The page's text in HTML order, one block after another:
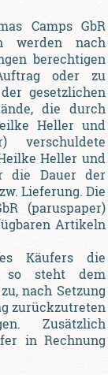
Camps GbR
werden nach
berechtigen
oder zu
gesetzlichen
die durch
Heller und
verschuldete
Heller und
die Dauer der
Lieferung. Die
(paruspaper)
Artikeln
Käufers die
so steht dem
nach Setzung
zurückzutreten
Zusätzlich
in Rechnung